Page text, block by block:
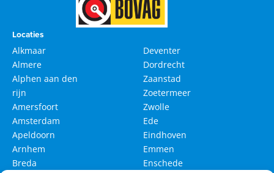
Locaties
Alkmaar
Almere
Alphen aan den
rijn
Amersfoort
Amsterdam
Apeldoorn
Arnhem
Breda
Deventer
Dordrecht
Zaanstad
Zoetermeer
Zwolle
Ede
Eindhoven
Emmen
Enschede